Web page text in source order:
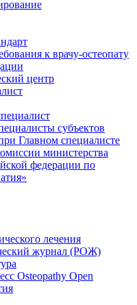
к врачу-остеопату
центр
субъектов
Главном специалисте
министерства
федерации по
лечения
журнал (РОЖ)
Osteopathy Open